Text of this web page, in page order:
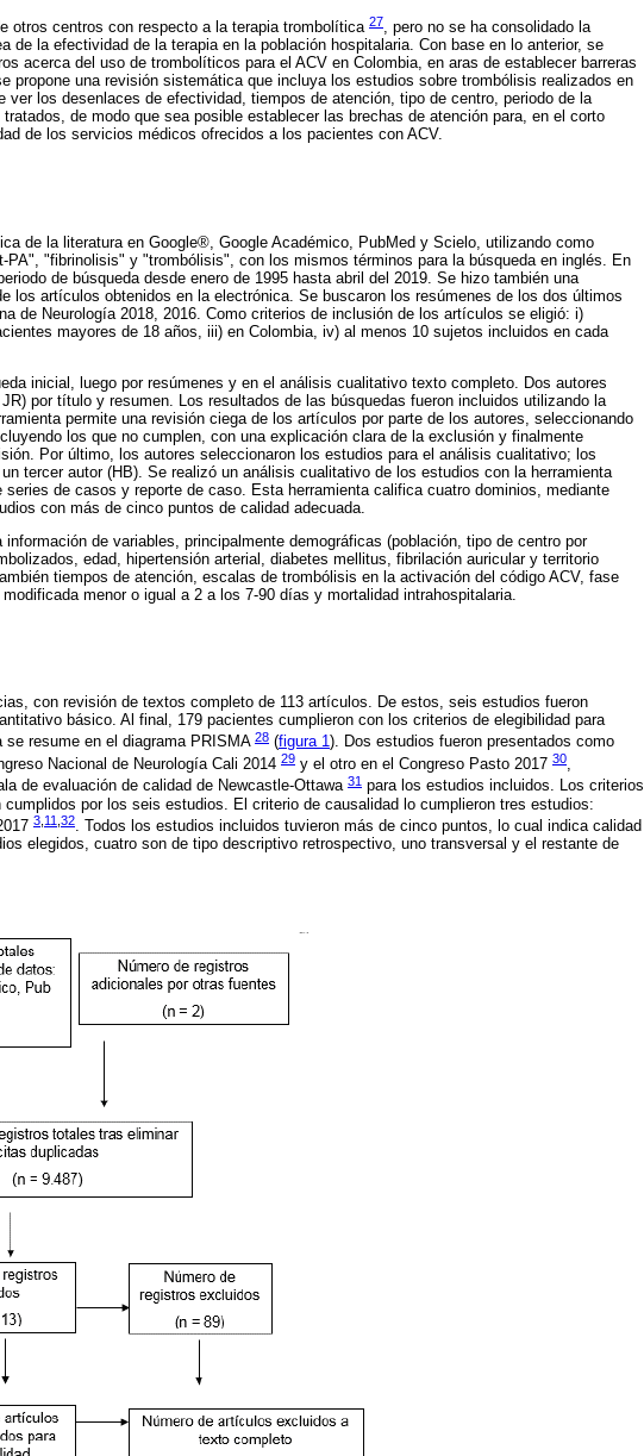
otros centros con respecto a la terapia trombolítica 27, pero no se ha consolidado la
de la efectividad de la terapia en la población hospitalaria. Con base en lo anterior, se
acerca del uso de trombolíticos para el ACV en Colombia, en aras de establecer barreras
propone una revisión sistemática que incluya los estudios sobre trombólisis realizados en
ver los desenlaces de efectividad, tiempos de atención, tipo de centro, periodo de la
de modo que sea posible establecer las brechas de atención para, en el corto
de los servicios médicos ofrecidos a los pacientes con ACV.
de la literatura en Google®, Google Académico, PubMed y Scielo, utilizando como
PA", "fibrinolisis" y "trombólisis", con los mismos términos para la búsqueda en inglés. En
de búsqueda desde enero de 1995 hasta abril del 2019. Se hizo también una
los artículos obtenidos en la electrónica. Se buscaron los resúmenes de los dos últimos
de Neurología 2018, 2016. Como criterios de inclusión de los artículos se eligió: i)
mayores de 18 años, iii) en Colombia, iv) al menos 10 sujetos incluidos en cada
inicial, luego por resúmenes y en el análisis cualitativo texto completo. Dos autores
por título y resumen. Los resultados de las búsquedas fueron incluidos utilizando la
permite una revisión ciega de los artículos por parte de los autores, seleccionando
los que no cumplen, con una explicación clara de la exclusión y finalmente
Por último, los autores seleccionaron los estudios para el análisis cualitativo; los
tercer autor (HB). Se realizó un análisis cualitativo de los estudios con la herramienta
de casos y reporte de caso. Esta herramienta califica cuatro dominios, mediante
con más de cinco puntos de calidad adecuada.
de variables, principalmente demográficas (población, tipo de centro por
edad, hipertensión arterial, diabetes mellitus, fibrilación auricular y territorio
tiempos de atención, escalas de trombólisis en la activación del código ACV, fase
menor o igual a 2 a los 7-90 días y mortalidad intrahospitalaria.
con revisión de textos completo de 113 artículos. De estos, seis estudios fueron
básico. Al final, 179 pacientes cumplieron con los criterios de elegibilidad para
resume en el diagrama PRISMA 28 (figura 1). Dos estudios fueron presentados como
Nacional de Neurología Cali 2014 29 y el otro en el Congreso Pasto 2017 30,
de evaluación de calidad de Newcastle-Ottawa 31 para los estudios incluidos. Los criterios
por los seis estudios. El criterio de causalidad lo cumplieron tres estudios:
3 11 32
. Todos los estudios incluidos tuvieron más de cinco puntos, lo cual indica calidad
elegidos, cuatro son de tipo descriptivo retrospectivo, uno transversal y el restante de